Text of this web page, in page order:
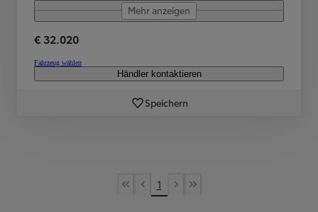
Mehr anzeigen
€ 32.020
Fahrzeug wählen
Händler kontaktieren
Speichern
First Page
Vorherige Seite
1
Nächste Seite
Last Page